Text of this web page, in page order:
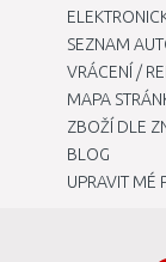
SEZNAM
VRÁCENÍ /
MAPA
ZBOŽÍ DLE
BLOG
UPRAVIT MÉ